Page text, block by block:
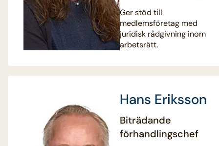
Ger stöd till
medlemsföretag med
juridisk rådgivning inom
arbetsrätt.
Hans Eriksson
Biträdande
förhandlingschef